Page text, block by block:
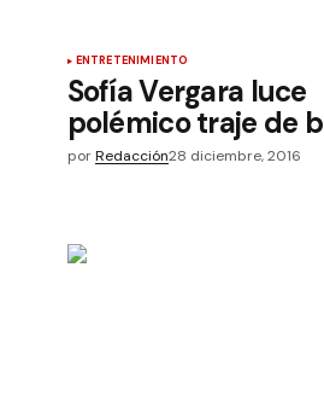
ENTRETENIMIENTO
Sofía Vergara luce
polémico traje de
por Redacción28 diciembre, 2016